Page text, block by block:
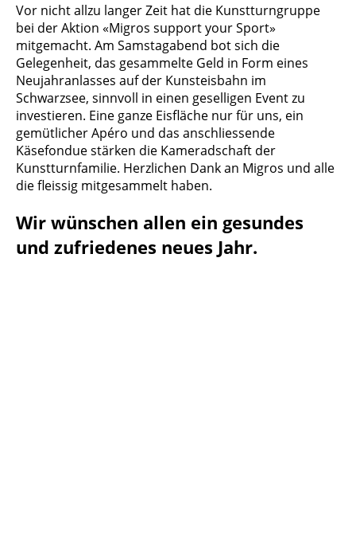
Vor nicht allzu langer Zeit hat die Kunstturngruppe
bei der Aktion «Migros support your Sport»
mitgemacht. Am Samstagabend bot sich die
Gelegenheit, das gesammelte Geld in Form eines
Neujahranlasses auf der Kunsteisbahn im
Schwarzsee, sinnvoll in einen geselligen Event zu
investieren. Eine ganze Eisfläche nur für uns, ein
gemütlicher Apéro und das anschliessende
Käsefondue stärken die Kameradschaft der
Kunstturnfamilie. Herzlichen Dank an Migros und alle
die fleissig mitgesammelt haben.
Wir wünschen allen ein gesundes
und zufriedenes neues Jahr.